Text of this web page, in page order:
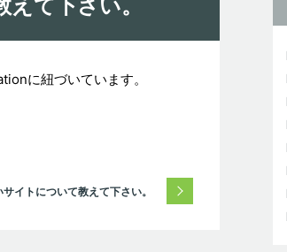
て下さい。
に紐づいています。
イトについて教えて下さい。